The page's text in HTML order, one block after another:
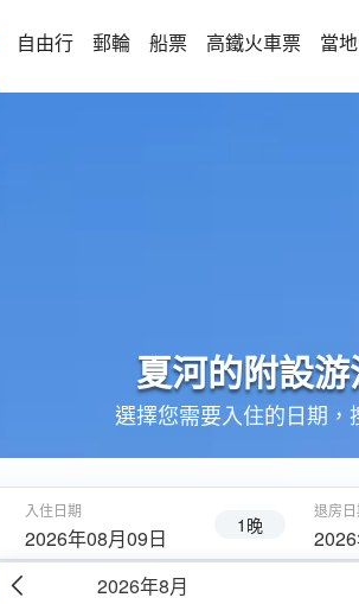
自由行 郵輪 船票 高鐵火車票 當
夏河的附設
選擇您需要入住的日期
入住日期
2026年08月09日 1晚
退房日
2026年8月